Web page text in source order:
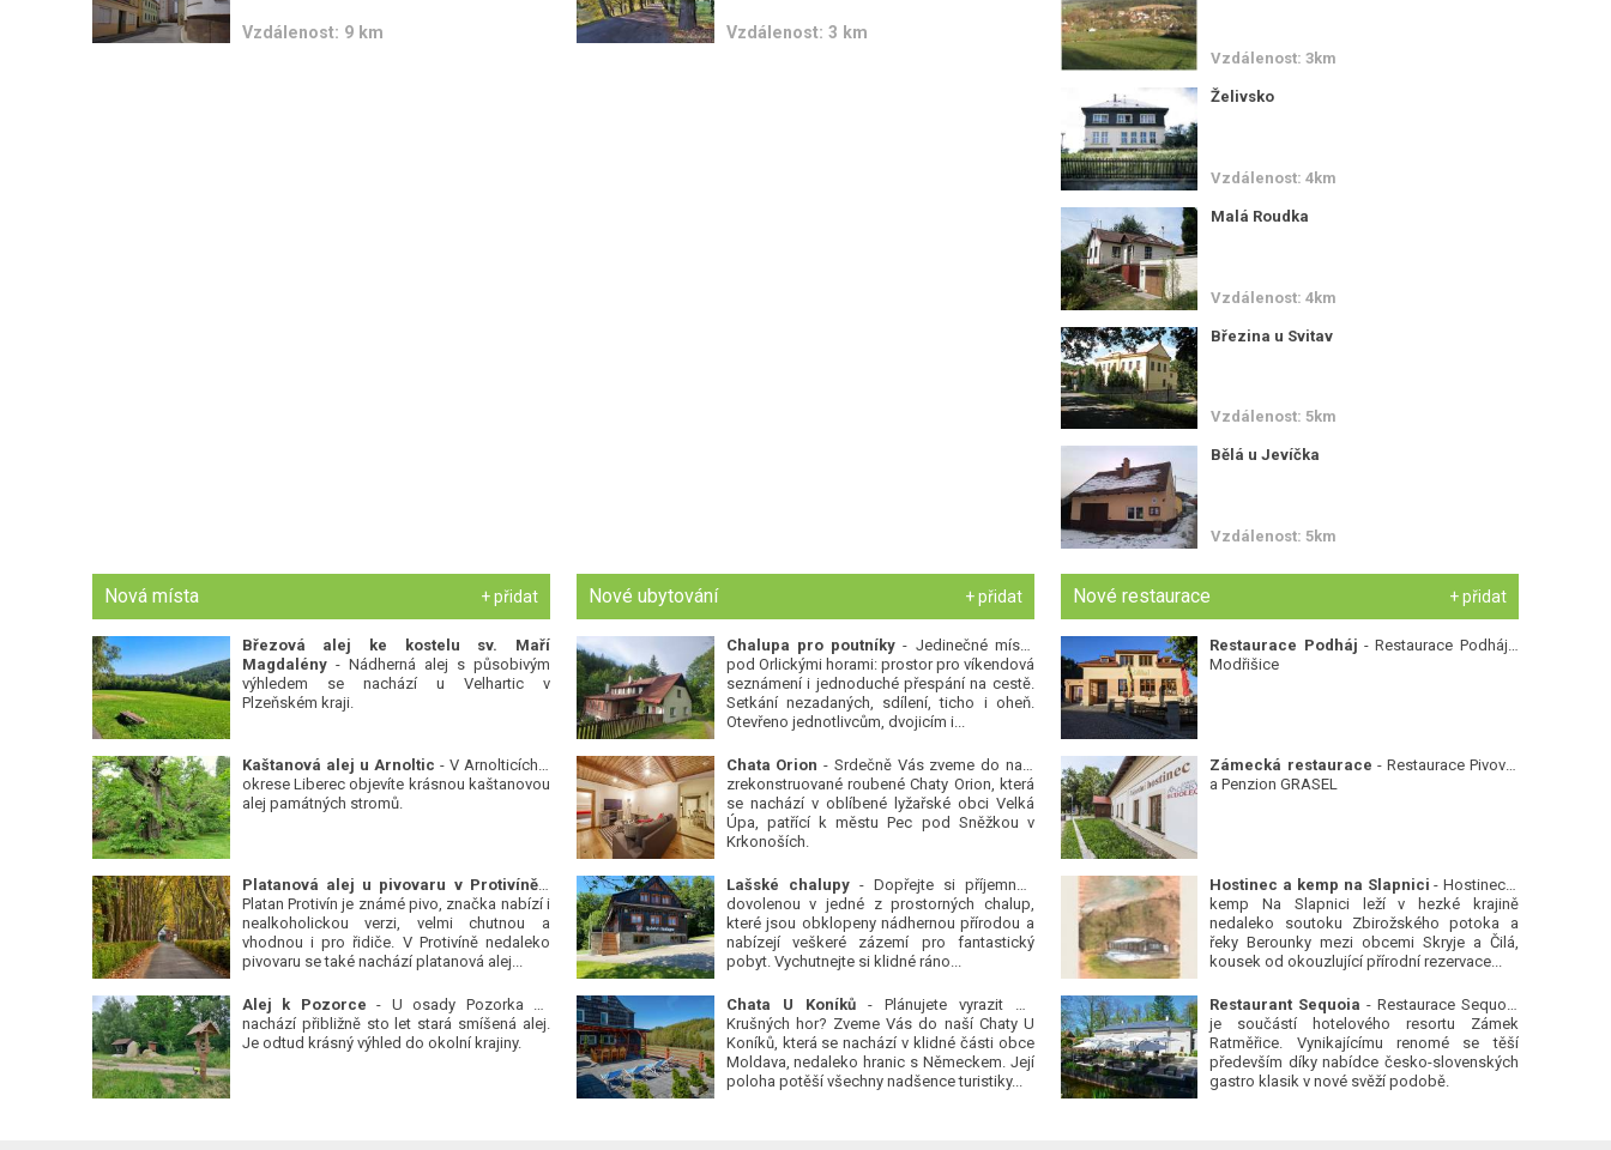
Vzdálenost: 9 km Vzdálenost: 3 km
Vzdálenost: 3km
Želivsko
Vzdálenost: 4km
Malá Roudka
Vzdálenost: 4km
Březina u Svitav
Vzdálenost: 5km
Bělá u Jevíčka
Vzdálenost: 5km
Nová místa + přidat
Březová alej ke kostelu sv. Maří
Magdalény- Nádherná alej s působivým
výhledem se nachází u Velhartic v
Plzeňském kraji.
Kaštanová alej u Arnoltic - V Arnolticích v
okrese Liberec objevíte krásnou kaštanovou
alej památných stromů.
Platanová alej u pivovaru v Protivíně
-
Platan Protivín je známé pivo, značka nabízí i
nealkoholickou verzi, velmi chutnou a
vhodnou i pro řidiče. V Protivíně nedaleko
pivovaru se také nachází platanová alej...
Alej k Pozorce - U osady Pozorka se
nachází přibližně sto let stará smíšená alej.
Je odtud krásný výhled do okolní krajiny.
Nové ubytování + přidat
Chalupa pro poutníky - Jedinečné místo
pod Orlickými horami: prostor pro víkendová
seznámení i jednoduché přespání na cestě.
Setkání nezadaných, sdílení, ticho i oheň.
Otevřeno jednotlivcům, dvojicím i...
Chata Orion - Srdečně Vás zveme do naší
zrekonstruované roubené Chaty Orion, která
se nachází v oblíbené lyžařské obci Velká
Úpa, patřící k městu Pec pod Sněžkou v
Krkonoších.
Lašské chalupy- Dopřejte si příjemnou
dovolenou v jedné z prostorných chalup,
které jsou obklopeny nádhernou přírodou a
nabízejí veškeré zázemí pro fantastický
pobyt. Vychutnejte si klidné ráno...
Chata U Koníků- Plánujete vyrazit do
Krušných hor? Zveme Vás do naší Chaty U
Koníků, která se nachází v klidné části obce
Moldava, nedaleko hranic s Německem. Její
poloha potěší všechny nadšence turistiky...
Nové restaurace + přidat
Restaurace Podháj - Restaurace Podháj -
Modřišice
Zámecká restaurace - Restaurace Pivovar
a Penzion GRASEL
Hostinec a kemp na Slapnici - Hostinec a
kemp Na Slapnici leží v hezké krajině
nedaleko soutoku Zbirožského potoka a
řeky Berounky mezi obcemi Skryje a Čilá,
kousek od okouzlující přírodní rezervace...
Restaurant Sequoia - Restaurace Sequoia
je součástí hotelového resortu Zámek
Ratměřice. Vynikajícímu renomé se těší
především díky nabídce česko-slovenských
gastro klasik v nové svěží podobě.